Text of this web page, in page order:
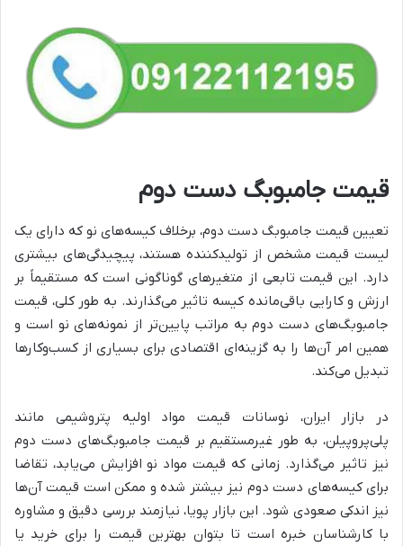
قیمت جامبوبگ دست دوم
تعیین قیمت جامبوبگ دست دوم، برخلاف کیسه‌های نو که دارای یک
لیست قیمت مشخص از تولیدکننده هستند، پیچیدگی‌های بیشتری
دارد. این قیمت تابعی از متغیرهای گوناگونی است که مستقیماً بر
ارزش و کارایی باقی‌مانده کیسه تاثیر می‌گذارند. به طور کلی، قیمت
جامبوبگ‌های دست دوم به مراتب پایین‌تر از نمونه‌های نو است و
همین امر آن‌ها را به گزینه‌ای اقتصادی برای بسیاری از کسب‌وکارها
تبدیل می‌کند.
در بازار ایران، نوسانات قیمت مواد اولیه پتروشیمی مانند
پلی‌پروپیلن، به طور غیرمستقیم بر قیمت جامبوبگ‌های دست دوم
نیز تاثیر می‌گذارد. زمانی که قیمت مواد نو افزایش می‌یابد، تقاضا
برای کیسه‌های دست دوم نیز بیشتر شده و ممکن است قیمت آن‌ها
نیز اندکی صعودی شود. این بازار پویا، نیازمند بررسی دقیق و مشاوره
با کارشناسان خبره است تا بتوان بهترین قیمت را برای خرید یا